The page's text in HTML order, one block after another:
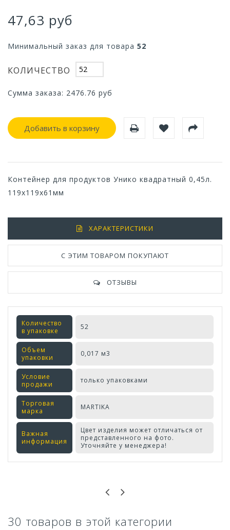
47,63 руб
Минимальный заказ для товара 52
КОЛИЧЕСТВО
Сумма заказа: 2476.76 руб
Добавить в корзину
Контейнер для продуктов Унико квадратный 0,45л.
119х119х61мм
ХАРАКТЕРИСТИКИ
С ЭТИМ ТОВАРОМ ПОКУПАЮТ
ОТЗЫВЫ
Количество
в упаковке
52
Объем
упаковки
0,017 м3
Условие
продажи
только упаковками
Торговая
марка
MARTIKA
Важная
информация
Цвет изделия может отличаться от
представленного на фото.
Уточняйте у менеджера!
30 товаров в этой категории